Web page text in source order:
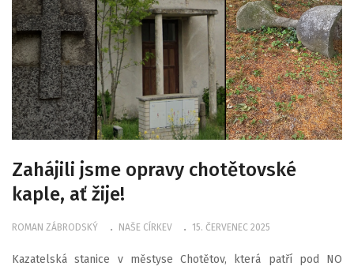
Zahájili jsme opravy chotětovské
kaple, ať žije!
ROMAN ZÁBRODSKÝ NAŠE CÍRKEV 15. ČERVENEC 2025
Kazatelská stanice v městyse Chotětov, která patří pod NO